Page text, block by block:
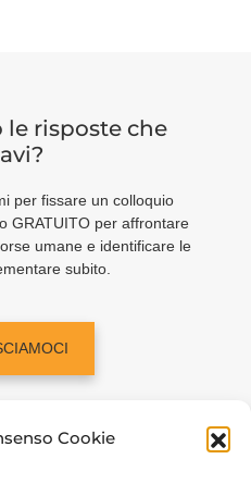
Cookie
risposte che
per fissare un colloquio
GRATUITO per affrontare
umane e identificare le
subito.